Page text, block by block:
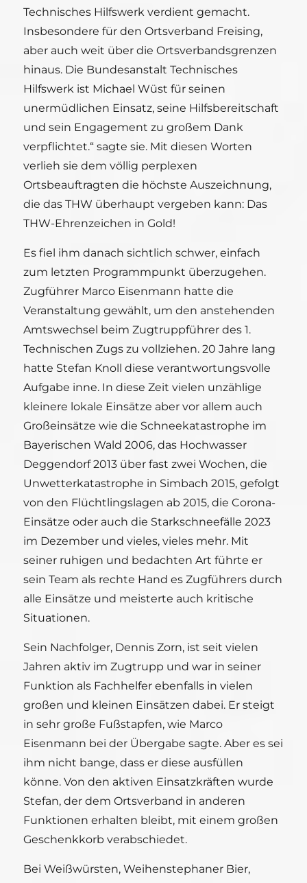
Technisches Hilfswerk verdient gemacht.
Insbesondere für den Ortsverband Freising,
aber auch weit über die Ortsverbandsgrenzen
hinaus. Die Bundesanstalt Technisches
Hilfswerk ist Michael Wüst für seinen
unermüdlichen Einsatz, seine Hilfsbereitschaft
und sein Engagement zu großem Dank
verpflichtet.“ sagte sie. Mit diesen Worten
verlieh sie dem völlig perplexen
Ortsbeauftragten die höchste Auszeichnung,
die das THW überhaupt vergeben kann: Das
THW-Ehrenzeichen in Gold!
Es fiel ihm danach sichtlich schwer, einfach
zum letzten Programmpunkt überzugehen.
Zugführer Marco Eisenmann hatte die
Veranstaltung gewählt, um den anstehenden
Amtswechsel beim Zugtruppführer des 1.
Technischen Zugs zu vollziehen. 20 Jahre lang
hatte Stefan Knoll diese verantwortungsvolle
Aufgabe inne. In diese Zeit vielen unzählige
kleinere lokale Einsätze aber vor allem auch
Großeinsätze wie die Schneekatastrophe im
Bayerischen Wald 2006, das Hochwasser
Deggendorf 2013 über fast zwei Wochen, die
Unwetterkatastrophe in Simbach 2015, gefolgt
von den Flüchtlingslagen ab 2015, die Corona-
Einsätze oder auch die Starkschneefälle 2023
im Dezember und vieles, vieles mehr. Mit
seiner ruhigen und bedachten Art führte er
sein Team als rechte Hand es Zugführers durch
alle Einsätze und meisterte auch kritische
Situationen.
Sein Nachfolger, Dennis Zorn, ist seit vielen
Jahren aktiv im Zugtrupp und war in seiner
Funktion als Fachhelfer ebenfalls in vielen
großen und kleinen Einsätzen dabei. Er steigt
in sehr große Fußstapfen, wie Marco
Eisenmann bei der Übergabe sagte. Aber es sei
ihm nicht bange, dass er diese ausfüllen
könne. Von den aktiven Einsatzkräften wurde
Stefan, der dem Ortsverband in anderen
Funktionen erhalten bleibt, mit einem großen
Geschenkkorb verabschiedet.
Bei Weißwürsten, Weihenstephaner Bier,